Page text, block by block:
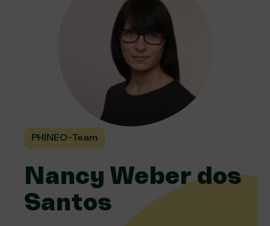
PHINEO-Team
Nancy Weber dos
Santos